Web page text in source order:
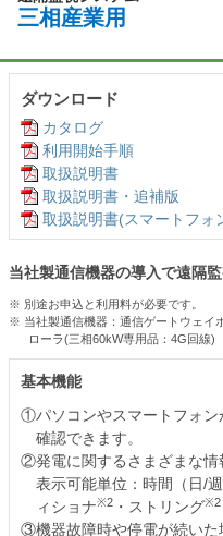
三相産業用
ダウンロード
カタログ
利用開始手順
取扱説明書
取扱説明書・追補版
取扱説明書(スマートフォ
当社製通信機器の導入で遠隔
※ 別途お申込と利用料が必要です。
※ 当社製通信機器：通信ゲートウェイ
ローラ(三相60kW専用品：4G回線)
基本機能
①パソコンやスマートフォン
確認できます。
②発電に関するさまざまな情
表示可能単位：時間（日/週
ィショナ※2 ・ストリング※2
③機器故障時や停電が続いた